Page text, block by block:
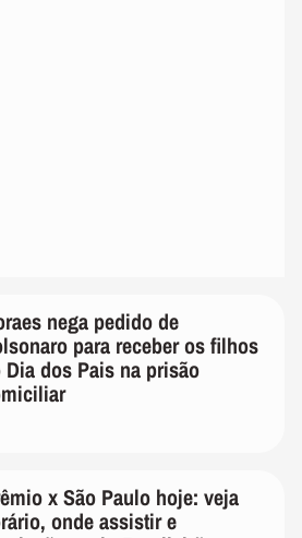
nega pedido de
para receber os filhos
Dia dos Pais na prisão
x São Paulo hoje: veja
onde assistir e